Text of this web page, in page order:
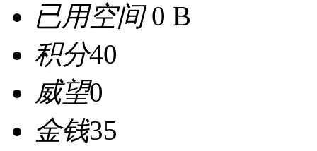
已用空间0 B
积分40
威望0
金钱35